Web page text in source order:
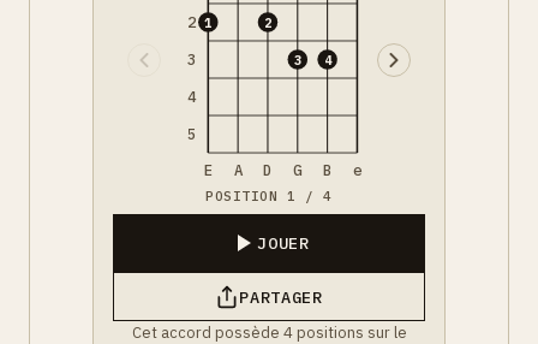
2
3
4
5
1 2
3 4
E A D G B e
POSITION 1 / 4
JOUER
PARTAGER
Cet accord possède 4 positions sur le